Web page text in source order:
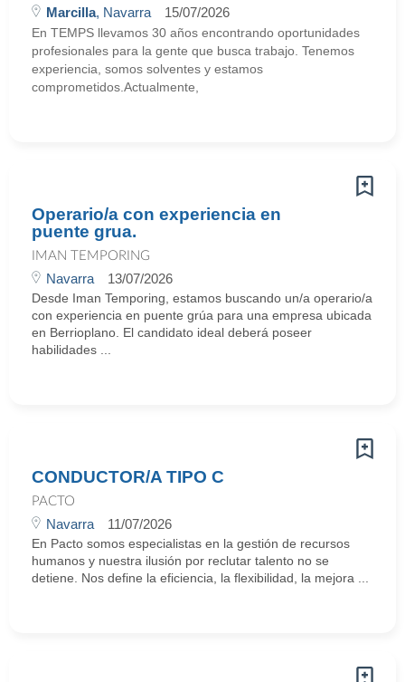
Marcilla, Navarra 15/07/2026
En TEMPS llevamos 30 años encontrando oportunidades
profesionales para la gente que busca trabajo. Tenemos
experiencia, somos solventes y estamos
comprometidos.Actualmente,
Operario/a con experiencia en
puente grua.
IMAN TEMPORING
Navarra 13/07/2026
Desde Iman Temporing, estamos buscando un/a operario/a
con experiencia en puente grúa para una empresa ubicada
en Berrioplano. El candidato ideal deberá poseer
habilidades ...
CONDUCTOR/A TIPO C
PACTO
Navarra 11/07/2026
En Pacto somos especialistas en la gestión de recursos
humanos y nuestra ilusión por reclutar talento no se
detiene. Nos define la eficiencia, la flexibilidad, la mejora ...